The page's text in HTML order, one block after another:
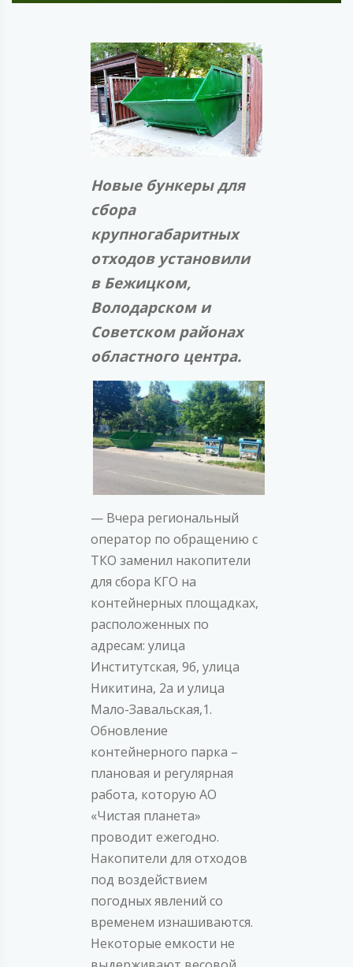
Новые бункеры для
сбора
крупногабаритных
отходов установили
в Бежицком,
Володарском и
Советском районах
областного центра.
— Вчера региональный
оператор по обращению с
ТКО заменил накопители
для сбора КГО на
контейнерных площадках,
расположенных по
адресам: улица
Институтская, 9б, улица
Никитина, 2а и улица
Мало-Завальская,1.
Обновление
контейнерного парка –
плановая и регулярная
работа, которую АО
«Чистая планета»
проводит ежегодно.
Накопители для отходов
под воздействием
погодных явлений со
временем изнашиваются.
Некоторые емкости не